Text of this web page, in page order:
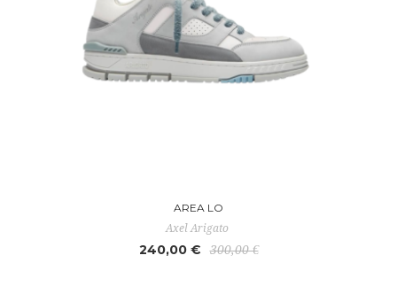
AREA LO
Axel Arigato
240,00 € 300,00 €